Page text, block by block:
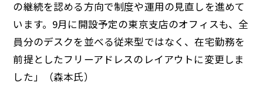
の継続を認める方向で制度や運用の見直しを進めて
います。9月に開設予定の東京支店のオフィスも、全
員分のデスクを並べる従来型ではなく、在宅勤務を
前提としたフリーアドレスのレイアウトに変更しま
した」（森本氏）